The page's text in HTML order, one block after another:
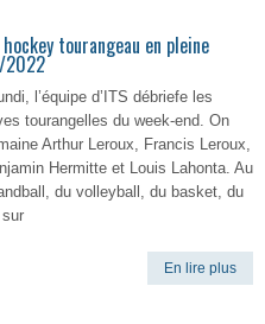
tourangeau en pleine
2022
l’équipe d’ITS débriefe les
tourangelles du week-end. On
Arthur Leroux, Francis Leroux,
Hermitte et Louis Lahonta. Au
du volleyball, du basket, du
En lire plus